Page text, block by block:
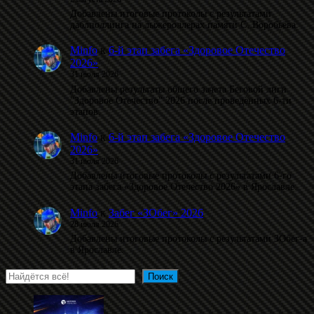
Добавлены итоговые протоколы с результатами
даблполлинга на лыжероллерах памяти С. Воробьёва.
Minfoк6-й этап забега «Здоровое Отечество
2026»
31 июля 2026
Добавлены результаты общего зачета Беговой лиги
"Здоровое Отечество" 2026 после проведённых 6-ти
этапов.
Minfoк6-й этап забега «Здоровое Отечество
2026»
31 июля 2026
Добавлены итоговые протоколы с результатами 6-го
этапа забега «Здоровое Отечество 2026» в Ярославле.
MinfoкЗабег «ЗОбег» 2026
28 июля 2026
Добавлены итоговые протоколы с результатами ЗОбег-а
в Ярославле.
Поиск Поиск